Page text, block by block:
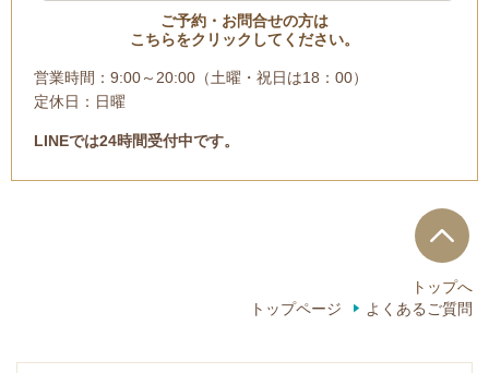
ご予約・お問合せの方は
こちらをクリックしてください。
営業時間：9:00～20:00（土曜・祝日は18：00）
定休日：日曜
LINEでは24時間受付中です。
トップへ
トップページ
よくあるご質問